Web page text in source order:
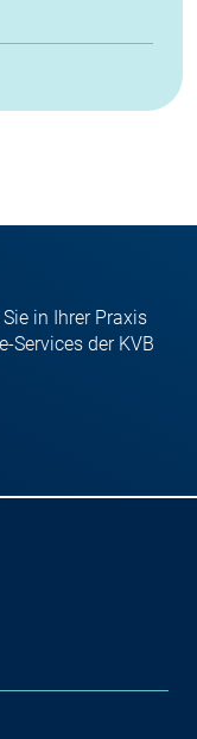
in Ihrer Praxis
Services der KVB